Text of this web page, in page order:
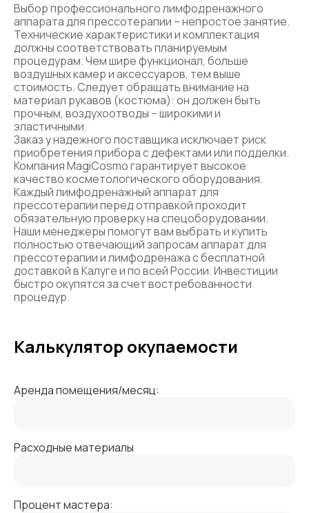
Выбор профессионального лимфодренажного
аппарата для прессотерапии – непростое занятие.
Технические характеристики и комплектация
должны соответствовать планируемым
процедурам. Чем шире функционал, больше
воздушных камер и аксессуаров, тем выше
стоимость. Следует обращать внимание на
материал рукавов (костюма): он должен быть
прочным, воздухоотводы – широкими и
эластичными.
Заказ у надежного поставщика исключает риск
приобретения прибора с дефектами или подделки.
Компания MagiCosmo гарантирует высокое
качество косметологического оборудования.
Каждый лимфодренажный аппарат для
прессотерапии перед отправкой проходит
обязательную проверку на спецоборудовании.
Наши менеджеры помогут вам выбрать и купить
полностью отвечающий запросам аппарат для
прессотерапии и лимфодренажа с бесплатной
доставкой в Калуге и по всей России. Инвестиции
быстро окупятся за счет востребованности
процедур.
Калькулятор окупаемости
Аренда помещения/месяц:
Расходные материалы
Процент мастера: